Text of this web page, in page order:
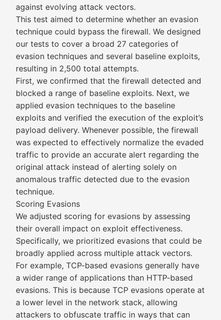
against evolving attack vectors.
This test aimed to determine whether an evasion
technique could bypass the firewall. We designed
our tests to cover a broad 27 categories of
evasion techniques and several baseline exploits,
resulting in 2,500 total attempts.
First, we confirmed that the firewall detected and
blocked a range of baseline exploits. Next, we
applied evasion techniques to the baseline
exploits and verified the execution of the exploit’s
payload delivery. Whenever possible, the firewall
was expected to effectively normalize the evaded
traffic to provide an accurate alert regarding the
original attack instead of alerting solely on
anomalous traffic detected due to the evasion
technique.
Scoring Evasions
We adjusted scoring for evasions by assessing
their overall impact on exploit effectiveness.
Specifically, we prioritized evasions that could be
broadly applied across multiple attack vectors.
For example, TCP-based evasions generally have
a wider range of applications than HTTP-based
evasions. This is because TCP evasions operate at
a lower level in the network stack, allowing
attackers to obfuscate traffic in ways that can